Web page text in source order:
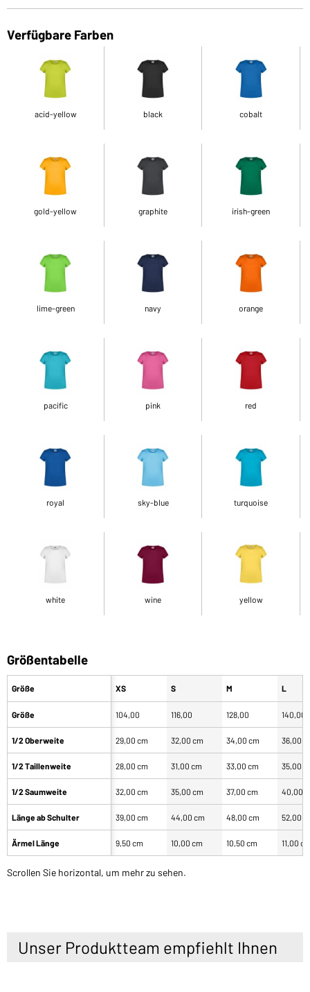
Verfügbare Farben
acid-yellow black cobalt
gold-yellow graphite irish-green
lime-green navy orange
pacific pink red
royal sky-blue turquoise
white wine yellow
Größentabelle
Größe
Größe
1/2 Oberweite
1/2 Taillenweite
1/2 Saumweite
Länge ab Schulter
Ärmel Länge
XS S M L
104,00 116,00 128,00 140,00
29,00 cm 32,00 cm 34,00 cm 36,00
28,00 cm 31,00 cm 33,00 cm 35,00
32,00 cm 35,00 cm 37,00 cm 40,00
39,00 cm 44,00 cm 48,00 cm 52,00
9,50 cm 10,00 cm 10,50 cm 11,00
Scrollen Sie horizontal, um mehr zu sehen.
Unser Produktteam empfiehlt Ihnen